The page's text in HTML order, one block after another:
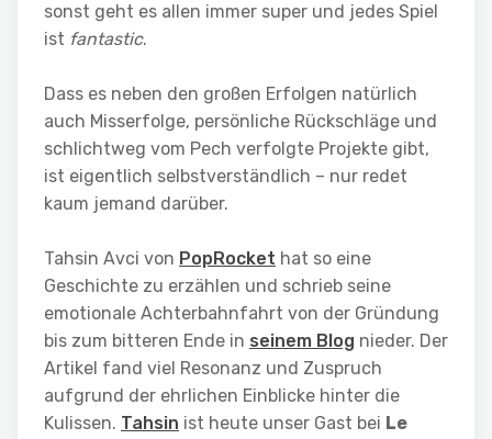
sonst geht es allen immer super und jedes Spiel
ist fantastic.
Dass es neben den großen Erfolgen natürlich
auch Misserfolge, persönliche Rückschläge und
schlichtweg vom Pech verfolgte Projekte gibt,
ist eigentlich selbstverständlich – nur redet
kaum jemand darüber.
Tahsin Avci von PopRocket hat so eine
Geschichte zu erzählen und schrieb seine
emotionale Achterbahnfahrt von der Gründung
bis zum bitteren Ende in seinem Blog nieder. Der
Artikel fand viel Resonanz und Zuspruch
aufgrund der ehrlichen Einblicke hinter die
Kulissen. Tahsin ist heute unser Gast bei Le